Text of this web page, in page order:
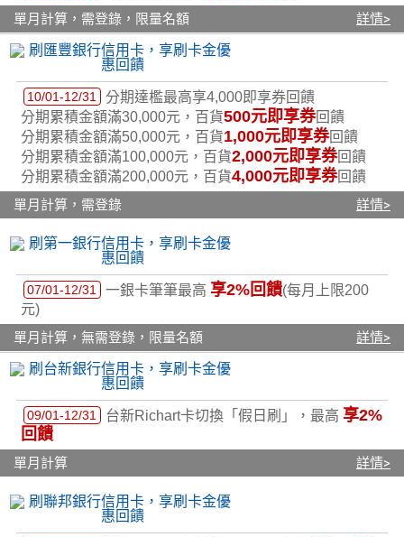
單月計算，需登錄，限量名額 詳情>
10/01-12/31
分期達檻最高享4,000即享券回饋
分期累積金額滿30,000元，百貨500元即享券回饋
分期累積金額滿50,000元，百貨1,000元即享券回饋
分期累積金額滿100,000元，百貨2,000元即享券回饋
分期累積金額滿200,000元，百貨4,000元即享券回饋
單月計算，需登錄 詳情>
07/01-12/31 一銀卡筆筆最高 享2%回饋(每月上限200
元)
單月計算，無需登錄，限量名額 詳情>
09/01-12/31 台新Richart卡切換「假日刷」，最高 享2%
回饋
單月計算 詳情>